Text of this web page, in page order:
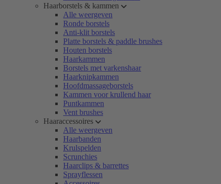
Haarborstels & kammen
Alle weergeven
Ronde borstels
Anti-klit borstels
Platte borstels & paddle brushes
Houten borstels
Haarkammen
Borstels met varkenshaar
Haarknipkammen
Hoofdmassageborstels
Kammen voor krullend haar
Puntkammen
Vent brushes
Haaraccessoires
Alle weergeven
Haarbanden
Krulspelden
Scrunchies
Haarclips & barrettes
Sprayflessen